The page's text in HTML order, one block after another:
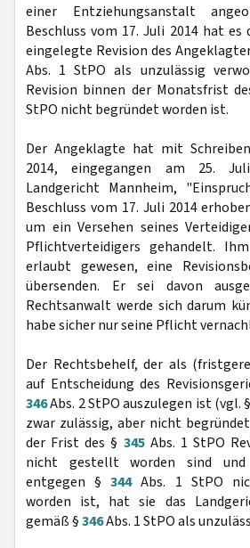
einer Entziehungsanstalt
Beschluss vom 17. Juli 2014 hat
eingelegte Revision des
Abs. 1 StPO als unzulässig
Revision binnen der Monatsfrist
StPO nicht begründet worden ist.
Der Angeklagte hat mit
2014, eingegangen am 25.
Landgericht Mannheim,
Beschluss vom 17. Juli 2014
um ein Versehen seines
Pflichtverteidigers gehandelt.
erlaubt gewesen, eine
übersenden. Er sei davon
Rechtsanwalt werde sich darum
habe sicher nur seine Pflicht
Der Rechtsbehelf, der als
auf Entscheidung des
346Abs. 2 StPO auszulegen ist (vgl.
zwar zulässig, aber nicht
der Frist des § 345Abs. 1 StPO
nicht gestellt worden sind und
entgegen §344Abs. 1 StPO
worden ist, hat sie das
gemäß §346Abs. 1 StPO als